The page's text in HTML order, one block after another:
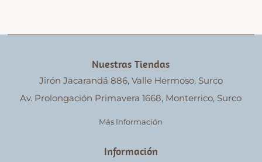
Nuestras Tiendas
Jirón Jacarandá 886, Valle Hermoso, Surco
Av. Prolongación Primavera 1668, Monterrico, Surco
Más Información
Información